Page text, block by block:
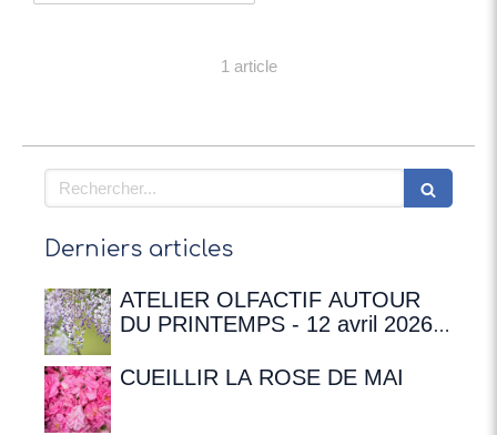
1 article
Rechercher
Derniers articles
ATELIER OLFACTIF AUTOUR
DU PRINTEMPS - 12 avril 2026 à
Chateaubriand
CUEILLIR LA ROSE DE MAI